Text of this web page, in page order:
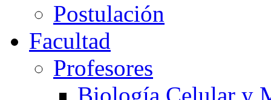
Postulación
Facultad
Profesores